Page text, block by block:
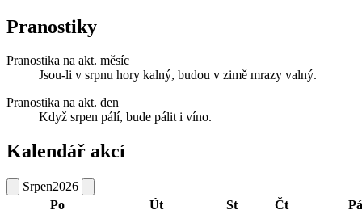
Pranostiky
Pranostika na akt. měsíc
Jsou-li v srpnu hory kalný, budou v zimě mrazy valný.
Pranostika na akt. den
Když srpen pálí, bude pálit i víno.
Kalendář akcí
Srpen2026
Po
Út St Čt
Pá